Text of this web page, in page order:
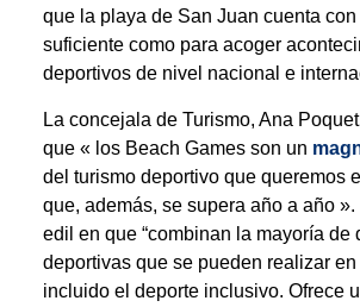
que la playa de San Juan cuenta
suficiente como para acoger
deportivos de nivel nacional e
La concejala de Turismo, Ana
que « los Beach Games son un
del turismo deportivo que queremos
que, además, se supera año a año
edil en que “combinan la mayoría de
deportivas que se pueden realizar en
incluido el deporte inclusivo. Ofrece